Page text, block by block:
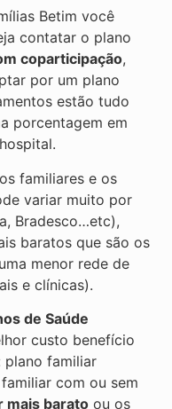
Betim você
contatar o plano
coparticipação,
por um plano
estão tudo
porcentagem em
familiares e os
variar muito por
Bradesco…etc),
baratos que são os
menor rede de
e clínicas).
de Saúde
custo benefício
plano familiar
com ou sem
mais barato ou os